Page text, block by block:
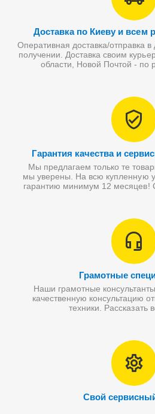
Доставка по Киеву и всем
Оперативная доставка/отправка
получении. Доставка своим
области, Новой Почтой - по
Гарантия качества и
Мы предлагаем только те
мы уверены. На всю купленную
гарантию минимум 12 месяцев!
Грамотные
Наши грамотные
качественную консультацию
техники. Рассказать
Свой